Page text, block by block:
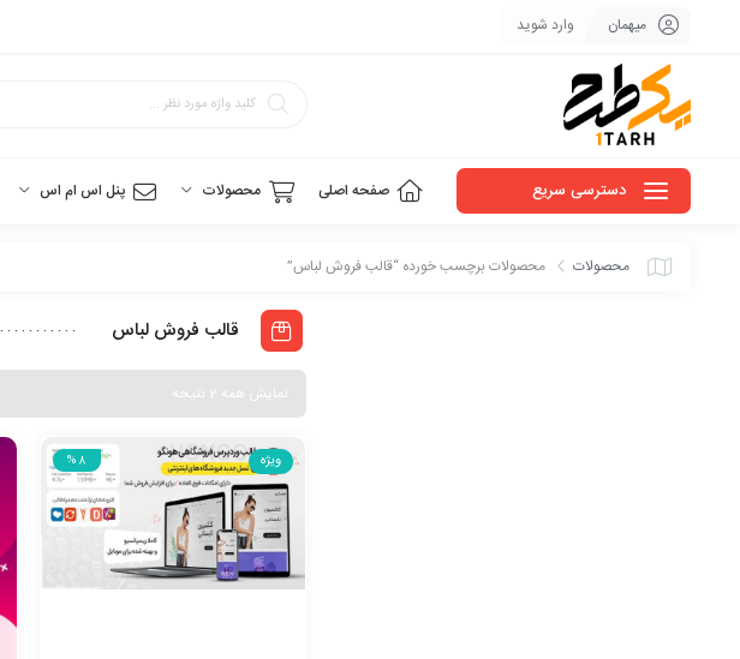
میهمان وارد شوید
دسترسی سریع صفحه اصلی محصولات پنل اس ام اس
محصولات محصولات برچسب خورده “قالب فروش لباس”
قالب فروش لباس
نمایش همه 2 نتیجه
%8 ویژه